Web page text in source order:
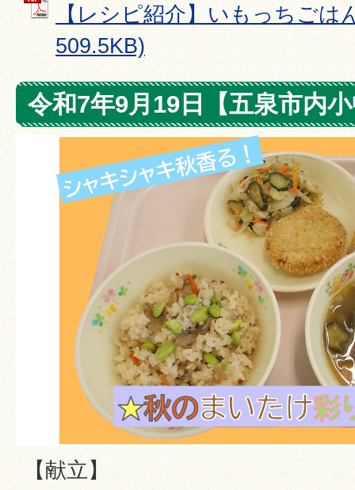
【レシピ紹介】いもっちごは
509.5KB)
令和7年9月19日【五泉市内
【献立】